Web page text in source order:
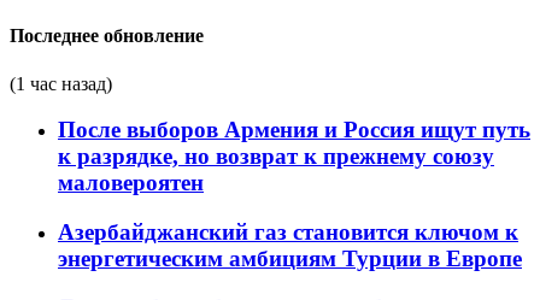
Последнее обновление
(1 час назад)
После выборов Армения и Россия ищут путь
к разрядке, но возврат к прежнему союзу
маловероятен
Азербайджанский газ становится ключом к
энергетическим амбициям Турции в Европе